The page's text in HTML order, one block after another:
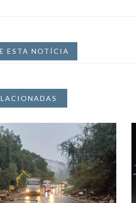
ESTA NOTÍCIA